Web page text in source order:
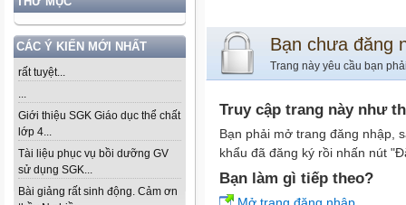
CÁC Ý KIẾN MỚI NHẤT
rất tuyệt...
...
Giới thiệu SGK Giáo dục thể chất
lớp 4...
Tài liệu phục vụ bồi dưỡng GV
sử dụng SGK...
Bài giảng rất sinh động. Cảm ơn
Bạn chưa đăng
Trang này yêu cầu bạn
Truy cập trang này như
Bạn phải mở trang đăng nhập,
khẩu đã đăng ký rồi nhấn nút
Bạn làm gì tiếp theo?